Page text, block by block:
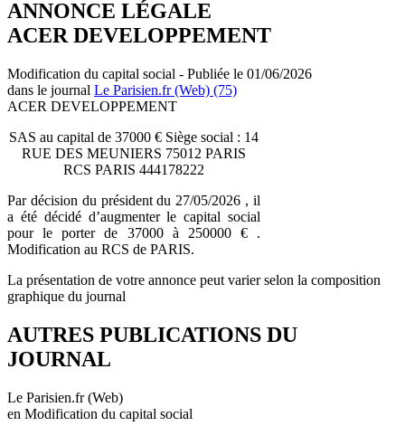
ANNONCE LÉGALE
ACER DEVELOPPEMENT
Modification du capital social - Publiée le 01/06/2026
dans le journal Le Parisien.fr (Web) (75)
ACER DEVELOPPEMENT
SAS au capital de 37000 € Siège social : 14
RUE DES MEUNIERS 75012 PARIS
RCS PARIS 444178222
Par décision du président du 27/05/2026 , il
a été décidé d’augmenter le capital social
pour le porter de 37000 à 250000 € .
Modification au RCS de PARIS.
La présentation de votre annonce peut varier selon la composition
graphique du journal
AUTRES PUBLICATIONS DU
JOURNAL
Le Parisien.fr (Web)
en Modification du capital social